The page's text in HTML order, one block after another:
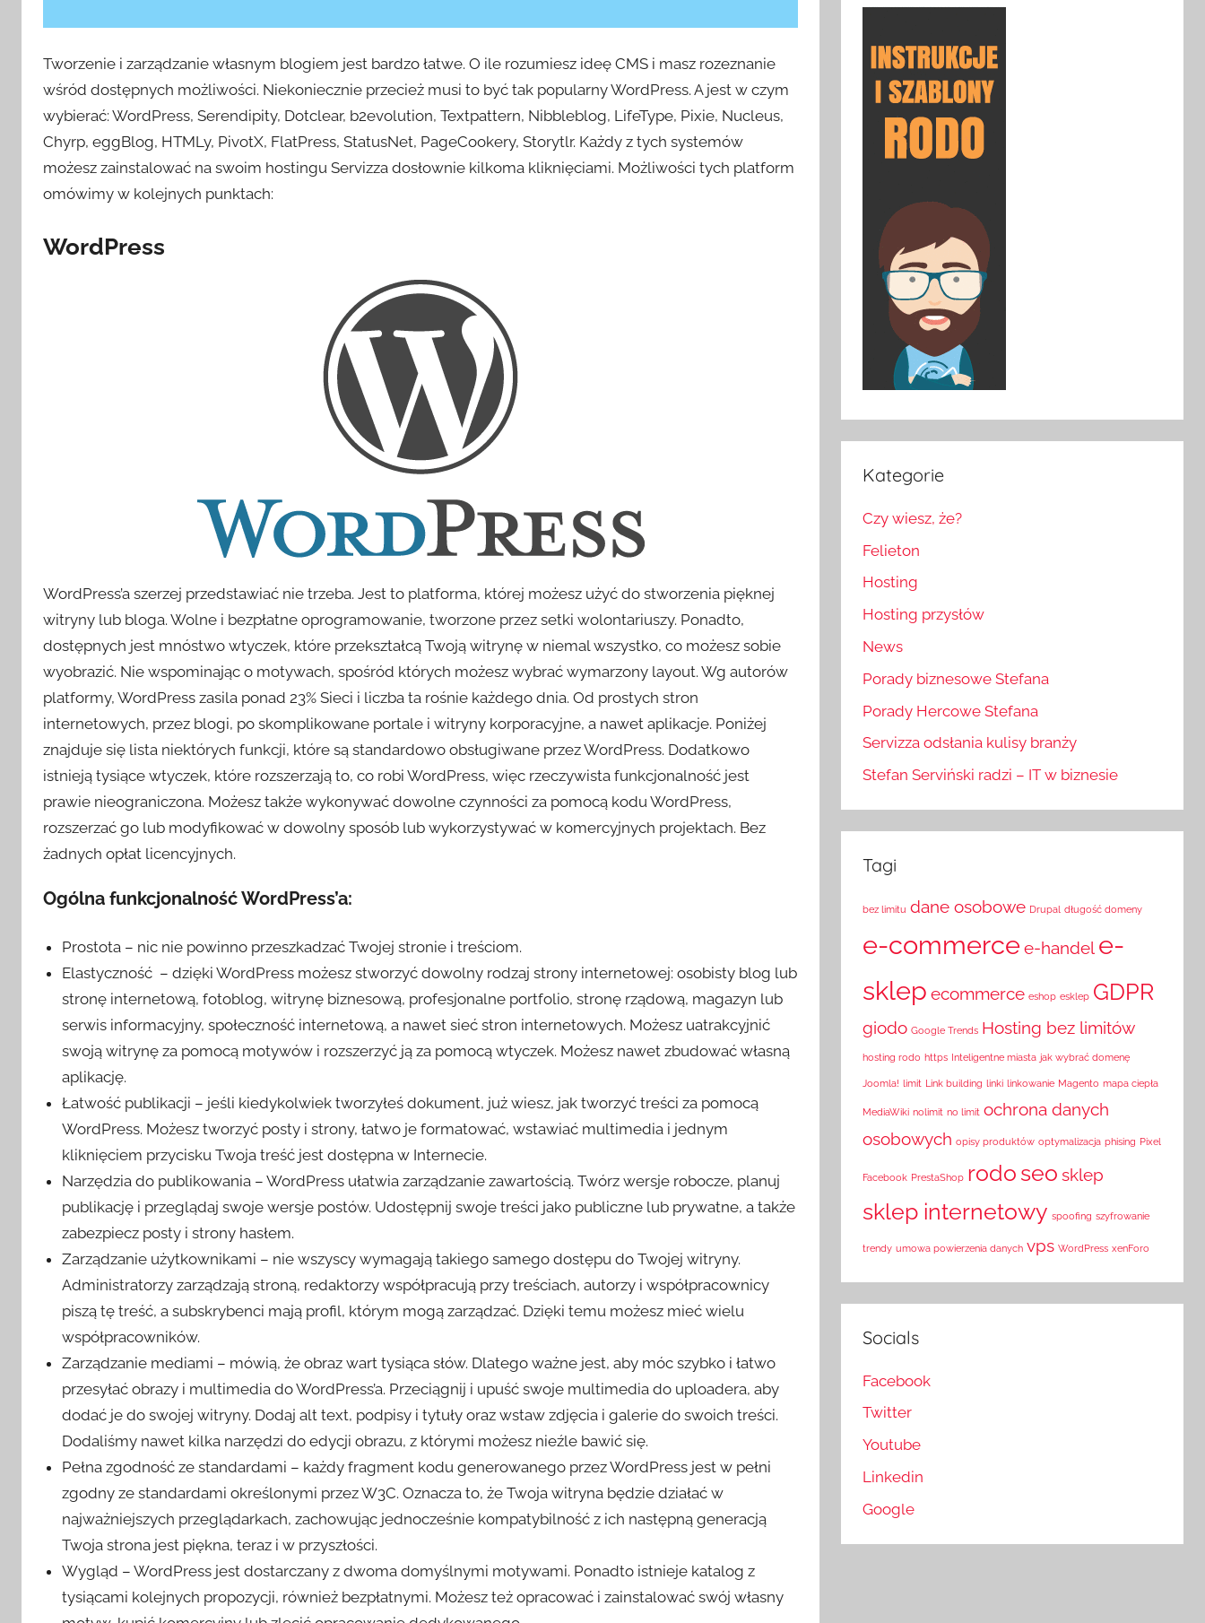
Tworzenie i zarządzanie własnym blogiem jest bardzo łatwe. O ile rozumiesz ideę CMS i masz rozeznanie
wśród dostępnych możliwości. Niekoniecznie przecież musi to być tak popularny WordPress. A jest w czym
wybierać: WordPress, Serendipity, Dotclear, b2evolution, Textpattern, Nibbleblog, LifeType, Pixie, Nucleus,
Chyrp, eggBlog, HTMLy, PivotX, FlatPress, StatusNet, PageCookery, Storytlr. Każdy z tych systemów
możesz zainstalować na swoim hostingu Servizza dosłownie kilkoma kliknięciami. Możliwości tych platform
omówimy w kolejnych punktach:
WordPress
WordPress’a szerzej przedstawiać nie trzeba. Jest to platforma, której możesz użyć do stworzenia pięknej
witryny lub bloga. Wolne i bezpłatne oprogramowanie, tworzone przez setki wolontariuszy. Ponadto,
dostępnych jest mnóstwo wtyczek, które przekształcą Twoją witrynę w niemal wszystko, co możesz sobie
wyobrazić. Nie wspominając o motywach, spośród których możesz wybrać wymarzony layout. Wg autorów
platformy, WordPress zasila ponad 23% Sieci i liczba ta rośnie każdego dnia. Od prostych stron
internetowych, przez blogi, po skomplikowane portale i witryny korporacyjne, a nawet aplikacje. Poniżej
znajduje się lista niektórych funkcji, które są standardowo obsługiwane przez WordPress. Dodatkowo
istnieją tysiące wtyczek, które rozszerzają to, co robi WordPress, więc rzeczywista funkcjonalność jest
prawie nieograniczona. Możesz także wykonywać dowolne czynności za pomocą kodu WordPress,
rozszerzać go lub modyfikować w dowolny sposób lub wykorzystywać w komercyjnych projektach. Bez
żadnych opłat licencyjnych.
Ogólna funkcjonalność WordPress’a:
Prostota – nic nie powinno przeszkadzać Twojej stronie i treściom.
Elastyczność – dzięki WordPress możesz stworzyć dowolny rodzaj strony internetowej: osobisty blog lub
stronę internetową, fotoblog, witrynę biznesową, profesjonalne portfolio, stronę rządową, magazyn lub
serwis informacyjny, społeczność internetową, a nawet sieć stron internetowych. Możesz uatrakcyjnić
swoją witrynę za pomocą motywów i rozszerzyć ją za pomocą wtyczek. Możesz nawet zbudować własną
aplikację.
Łatwość publikacji – jeśli kiedykolwiek tworzyłeś dokument, już wiesz, jak tworzyć treści za pomocą
WordPress. Możesz tworzyć posty i strony, łatwo je formatować, wstawiać multimedia i jednym
kliknięciem przycisku Twoja treść jest dostępna w Internecie.
Narzędzia do publikowania – WordPress ułatwia zarządzanie zawartością. Twórz wersje robocze, planuj
publikację i przeglądaj swoje wersje postów. Udostępnij swoje treści jako publiczne lub prywatne, a także
zabezpiecz posty i strony hasłem.
Zarządzanie użytkownikami – nie wszyscy wymagają takiego samego dostępu do Twojej witryny.
Administratorzy zarządzają stroną, redaktorzy współpracują przy treściach, autorzy i współpracownicy
piszą tę treść, a subskrybenci mają profil, którym mogą zarządzać. Dzięki temu możesz mieć wielu
współpracowników.
Zarządzanie mediami – mówią, że obraz wart tysiąca słów. Dlatego ważne jest, aby móc szybko i łatwo
przesyłać obrazy i multimedia do WordPress’a. Przeciągnij i upuść swoje multimedia do uploadera, aby
dodać je do swojej witryny. Dodaj alt text, podpisy i tytuły oraz wstaw zdjęcia i galerie do swoich treści.
Dodaliśmy nawet kilka narzędzi do edycji obrazu, z którymi możesz nieźle bawić się.
Pełna zgodność ze standardami – każdy fragment kodu generowanego przez WordPress jest w pełni
zgodny ze standardami określonymi przez W3C. Oznacza to, że Twoja witryna będzie działać w
najważniejszych przeglądarkach, zachowując jednocześnie kompatybilność z ich następną generacją
Twoja strona jest piękna, teraz i w przyszłości.
Wygląd – WordPress jest dostarczany z dwoma domyślnymi motywami. Ponadto istnieje katalog z
tysiącami kolejnych propozycji, również bezpłatnymi. Możesz też opracować i zainstalować swój własny
Kategorie
Czy wiesz, że?
Felieton
Hosting
Hosting przysłów
News
Porady biznesowe Stefana
Porady Hercowe Stefana
Servizza odsłania kulisy branży
Stefan Serviński radzi – IT w biznesie
Tagi
bez limitu dane osobowe Drupal długość domeny
e-commercee-handel e-
sklep ecommerce eshop esklep GDPR
giodo Google Trends Hosting bez limitów
hosting rodo https Inteligentne miasta jak wybrać domenę
Joomla! limit Link building linki linkowanie Magento mapa ciepła
MediaWiki nolimit no limit ochrona danych
osobowych opisy produktów optymalizacja phising Pixel
Facebook PrestaShop rodo seo sklep
sklep internetowy spoofing szyfrowanie
trendy umowa powierzenia danych vps WordPress xenForo
Socials
Facebook
Twitter
Youtube
Linkedin
Google